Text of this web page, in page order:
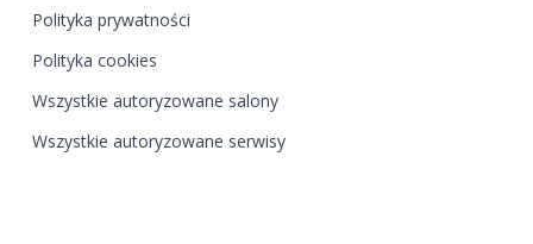
Polityka prywatności
Polityka cookies
Wszystkie autoryzowane salony
Wszystkie autoryzowane serwisy